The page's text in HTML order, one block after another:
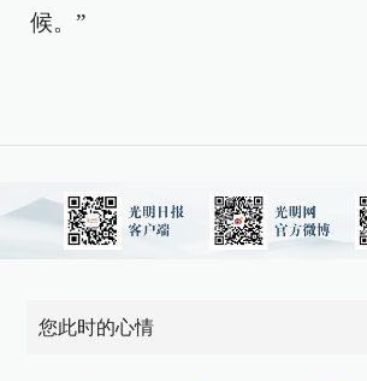
候。”
您此时的心情